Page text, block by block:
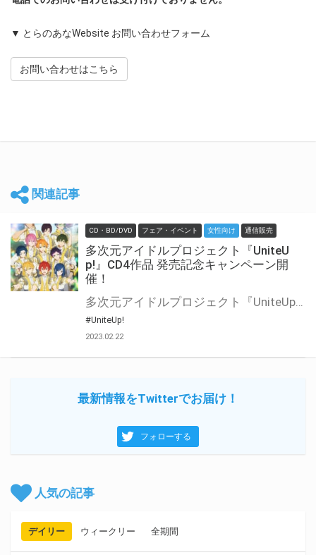
▼ とらのあなWebsite お問い合わせフォーム
お問い合わせはこちら
関連記事
CD・BD/DVD フェア・イベント 女性向け 通信販売
多次元アイドルプロジェクト『UniteU
p!』CD4作品 発売記念キャンペーン開
催！
#UniteUp!
2023.02.22
最新情報をTwitterでお届け！
フォローする
人気の記事
デイリー ウィークリー 全期間